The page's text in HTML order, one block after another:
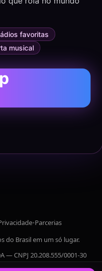
favoritas
musical
•Parcerias
do Brasil em um só lugar.
— CNPJ 20.208.555/0001-30